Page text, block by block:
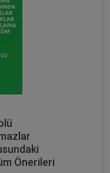
Önerileri